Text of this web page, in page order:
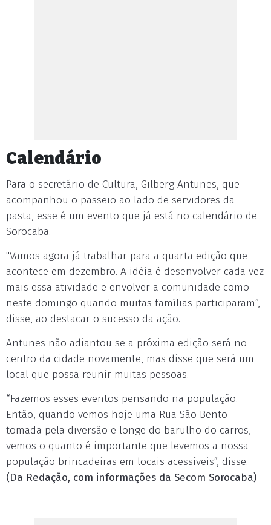
Calendário
Para o secretário de Cultura, Gilberg Antunes, que
acompanhou o passeio ao lado de servidores da
pasta, esse é um evento que já está no calendário de
Sorocaba.
"Vamos agora já trabalhar para a quarta edição que
acontece em dezembro. A idéia é desenvolver cada vez
mais essa atividade e envolver a comunidade como
neste domingo quando muitas famílias participaram”,
disse, ao destacar o sucesso da ação.
Antunes não adiantou se a próxima edição será no
centro da cidade novamente, mas disse que será um
local que possa reunir muitas pessoas.
“Fazemos esses eventos pensando na população.
Então, quando vemos hoje uma Rua São Bento
tomada pela diversão e longe do barulho do carros,
vemos o quanto é importante que levemos a nossa
população brincadeiras em locais acessíveis”, disse.
(Da Redação, com informações da Secom Sorocaba)